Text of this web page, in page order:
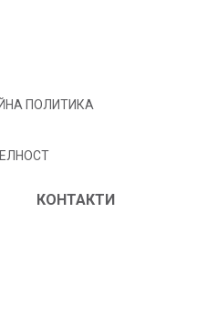
ПОЛИТИКА
КОНТАКТИ